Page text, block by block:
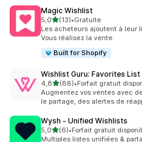
Magic Wishlist
5,0étoile(s) sur 5
(13)
13 avis au total
•Gratuite
Les acheteurs ajoutent à leur
Vous réalisez la vente.
Built for Shopify
Wishlist Guru: Favorites List
4,8étoile(s) sur 5
(88)
88 avis au total
•Forfait gratuit
Augmentez vos ventes avec
le partage, des alertes de
Wysh ‑ Unified Wishlists
5,0étoile(s) sur 5
(6)
6 avis au total
•Forfait gratuit
Multiples listes unifiées &